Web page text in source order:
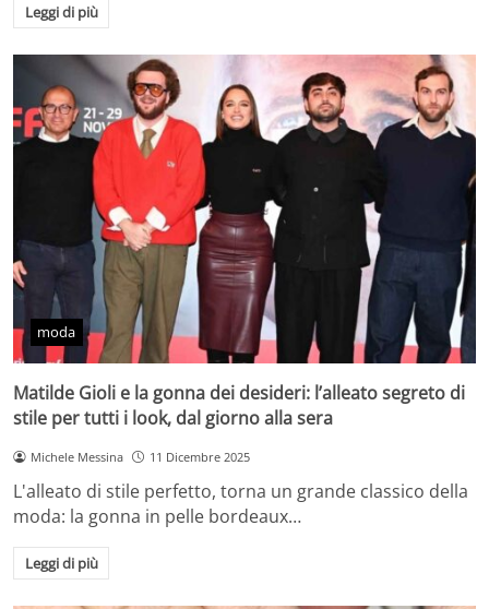
Leggi di più
moda
Matilde Gioli e la gonna dei desideri: l’alleato segreto di
stile per tutti i look, dal giorno alla sera
Michele Messina 11 Dicembre 2025
L'alleato di stile perfetto, torna un grande classico della
moda: la gonna in pelle bordeaux…
Leggi di più